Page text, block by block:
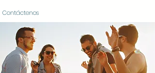
Contáctenos